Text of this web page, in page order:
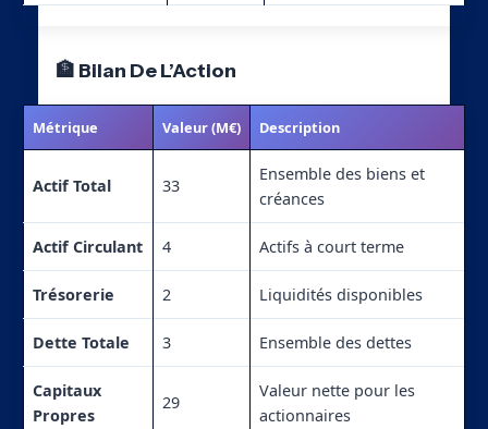
🏦 Bilan De L’Action
Métrique Valeur (M€) Description
Actif Total 33
Ensemble des biens et
créances
Actif Circulant 4 Actifs à court terme
Trésorerie 2 Liquidités disponibles
Dette Totale 3 Ensemble des dettes
Capitaux
Propres
29
Valeur nette pour les
actionnaires